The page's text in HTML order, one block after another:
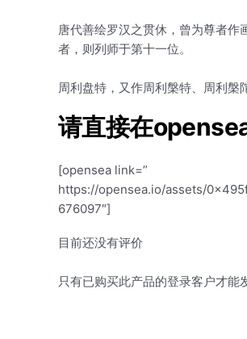
唐代善绘罗汉之贯休，曾为尊者
者，则列师于第十一位。
周利盘特，又作周利槃特、周利槃
请直接在
[opensea link=”
https://opensea.io/assets/
676097″]
目前还没有评价
只有已购买此产品的登录客户才能